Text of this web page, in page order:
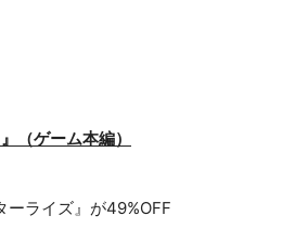
』（ゲーム本編）